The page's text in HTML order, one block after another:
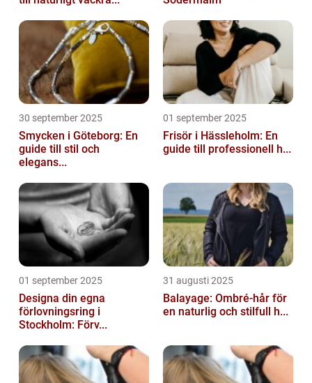
30 september 2025
Smycken i Göteborg: En
guide till stil och
elegans...
01 september 2025
Frisör i Hässleholm: En
guide till professionell h...
01 september 2025
Designa din egna
förlovningsring i
Stockholm: Förv...
31 augusti 2025
Balayage: Ombré-hår för
en naturlig och stilfull h...